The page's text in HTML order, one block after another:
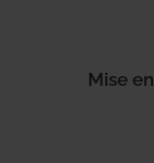
Mise